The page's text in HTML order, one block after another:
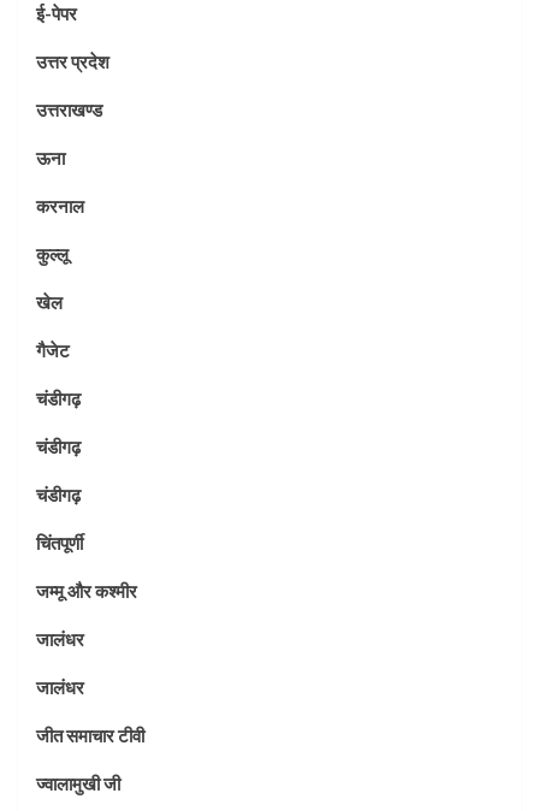
ई-पेपर
उत्तर प्रदेश
उत्तराखण्ड
ऊना
करनाल
कुल्लू
खेल
गैजेट
चंडीगढ़
चंडीगढ़
चंडीगढ़
चिंतपूर्णी
जम्मू और कश्मीर
जालंधर
जालंधर
जीत समाचार टीवी
ज्वालामुखी जी